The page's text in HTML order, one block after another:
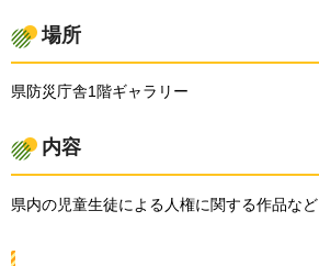
場所
県防災庁舎1階ギャラリー
内容
県内の児童生徒による人権に関する作品など